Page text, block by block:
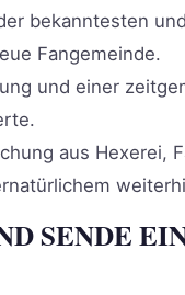
bekanntesten
Fangemeinde.
und einer
aus Hexerei,
SENDE